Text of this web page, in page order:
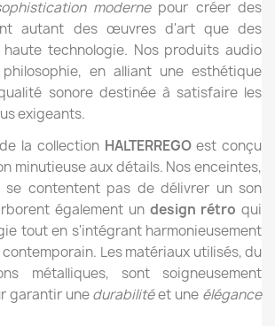
modernepour créer des
autant des œuvres d'art que des
technologie. Nos produits audio
en alliant une esthétique
sonore destinée à satisfaire les
exigeants.
la collection HALTERREGOest conçu
minutieuse aux détails. Nos enceintes,
se contentent pas de délivrer un son
également un design rétro qui
tout en s'intégrant harmonieusement
Les matériaux utilisés, du
métalliques, sont soigneusement
garantir unedurabilitéet une élégance